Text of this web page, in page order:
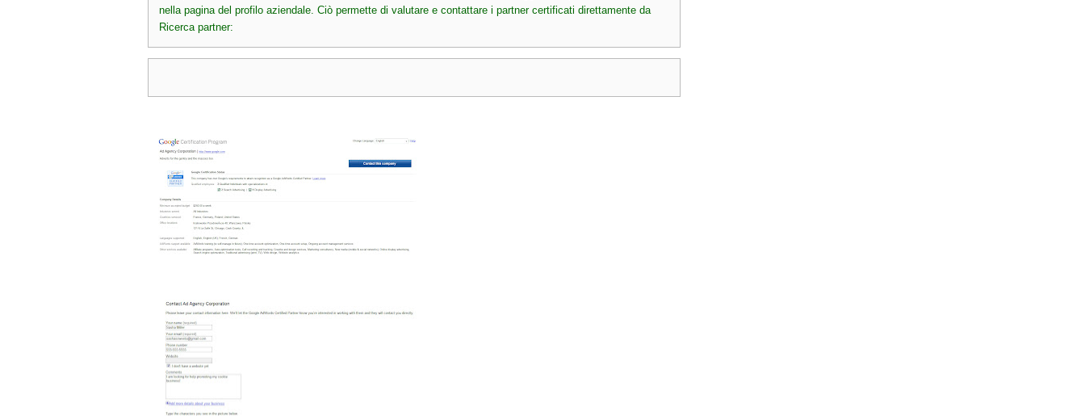
nella pagina del profilo aziendale. Ciò permette di valutare e contattare i partner certificati direttamente da
Ricerca partner: